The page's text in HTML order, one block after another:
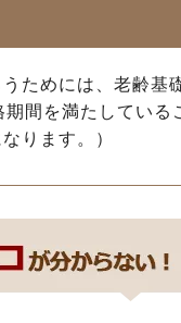
ためには、老齢基
間を満たしてい
ります。）